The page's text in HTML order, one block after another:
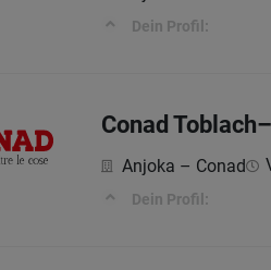
Dein Profil:
Conad
Anjoka – Conad
Dein Profil: